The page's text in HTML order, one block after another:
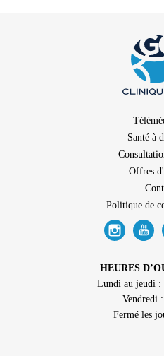
Santé à
Offres
Politique de
HEURES
Lundi au jeudi :
Vendredi :
Fermé les